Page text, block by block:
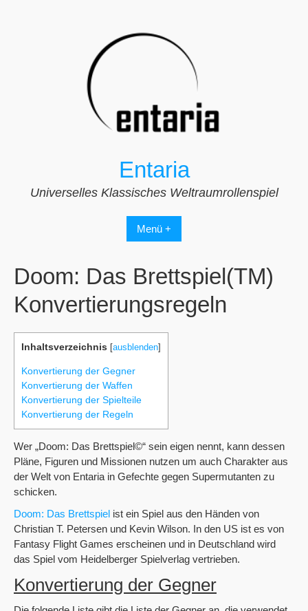
Entaria
Universelles Klassisches Weltraumrollenspiel
Menü +
Doom: Das Brettspiel(TM)
Konvertierungsregeln
Inhaltsverzeichnis [ausblenden]
Konvertierung der Gegner
Konvertierung der Waffen
Konvertierung der Spielteile
Konvertierung der Regeln
Wer „Doom: Das Brettspiel©“ sein eigen nennt, kann dessen
Pläne, Figuren und Missionen nutzen um auch Charakter aus
der Welt von Entaria in Gefechte gegen Supermutanten zu
schicken.
Doom: Das Brettspiel ist ein Spiel aus den Händen von
Christian T. Petersen und Kevin Wilson. In den US ist es von
Fantasy Flight Games erscheinen und in Deutschland wird
das Spiel vom Heidelberger Spielverlag vertrieben.
Konvertierung der Gegner